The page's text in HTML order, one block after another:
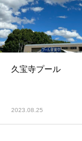
久宝寺プール
2023.08.25